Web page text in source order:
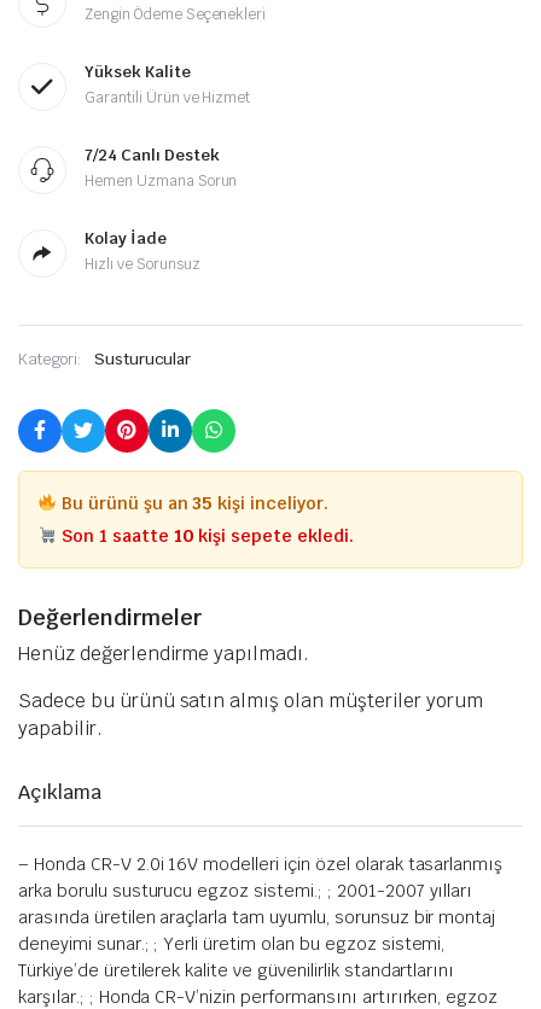
Zengin Ödeme Seçenekleri
Yüksek Kalite
Garantili Ürün ve Hizmet
7/24 Canlı Destek
Hemen Uzmana Sorun
Kolay İade
Hızlı ve Sorunsuz
Kategori: Susturucular
Bu ürünü şu an35 kişi inceliyor.
Son 1 saatte 10 kişi sepete ekledi.
Değerlendirmeler
Henüz değerlendirme yapılmadı.
Sadece bu ürünü satın almış olan müşteriler yorum
yapabilir.
Açıklama
– Honda CR-V 2.0i 16V modelleri için özel olarak tasarlanmış
arka borulu susturucu egzoz sistemi.; ; 2001-2007 yılları
arasında üretilen araçlarla tam uyumlu, sorunsuz bir montaj
deneyimi sunar.; ; Yerli üretim olan bu egzoz sistemi,
Türkiye’de üretilerek kalite ve güvenilirlik standartlarını
karşılar.; ; Honda CR-V’nizin performansını artırırken, egzoz